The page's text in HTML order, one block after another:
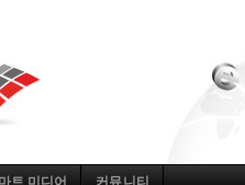
트 미디어 커뮤니티